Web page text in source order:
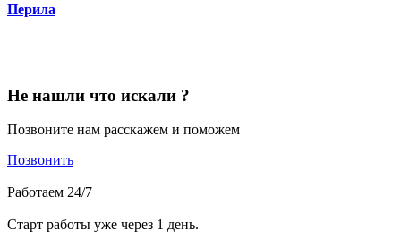
Перила
Не нашли что искали ?
Позвоните нам расскажем и поможем
Позвонить
Работаем 24/7
Старт работы уже через 1 день.